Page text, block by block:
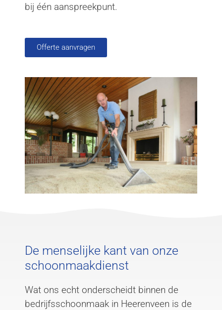
bij één aanspreekpunt.
Offerte aanvragen
De menselijke kant van onze
schoonmaakdienst
Wat ons echt onderscheidt binnen de
bedrijfsschoonmaak in Heerenveen is de